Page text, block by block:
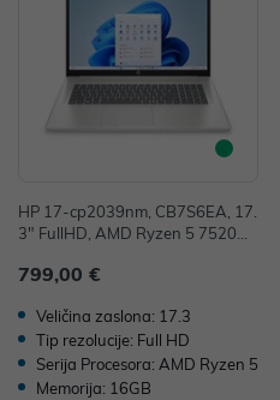
HP 17-cp2039nm, CB7S6EA, 17.
3" FullHD, AMD Ryzen 5 7520U,
rated Graphics
799,00 €
Veličina zaslona: 17.3
Tip rezolucije: Full HD
Serija Procesora: AMD Ryzen 5
Memorija: 16GB